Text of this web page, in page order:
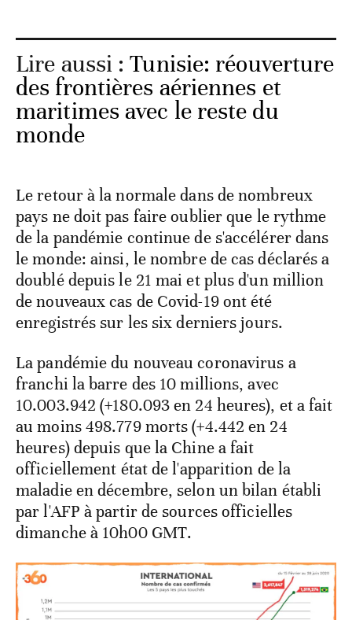
Lire aussi :Tunisie: réouverture
des frontières aériennes et
maritimes avec le reste du
monde
Le retour à la normale dans de nombreux
pays ne doit pas faire oublier que le rythme
de la pandémie continue de s'accélérer dans
le monde: ainsi, le nombre de cas déclarés a
doublé depuis le 21 mai et plus d'un million
de nouveaux cas de Covid-19 ont été
enregistrés sur les six derniers jours.
La pandémie du nouveau coronavirus a
franchi la barre des 10 millions, avec
10.003.942 (+180.093 en 24 heures), et a fait
au moins 498.779 morts (+4.442 en 24
heures) depuis que la Chine a fait
officiellement état de l'apparition de la
maladie en décembre, selon un bilan établi
par l'AFP à partir de sources officielles
dimanche à 10h00 GMT.